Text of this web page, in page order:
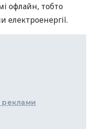
офлайн, тобто
електроенергії.
реклами